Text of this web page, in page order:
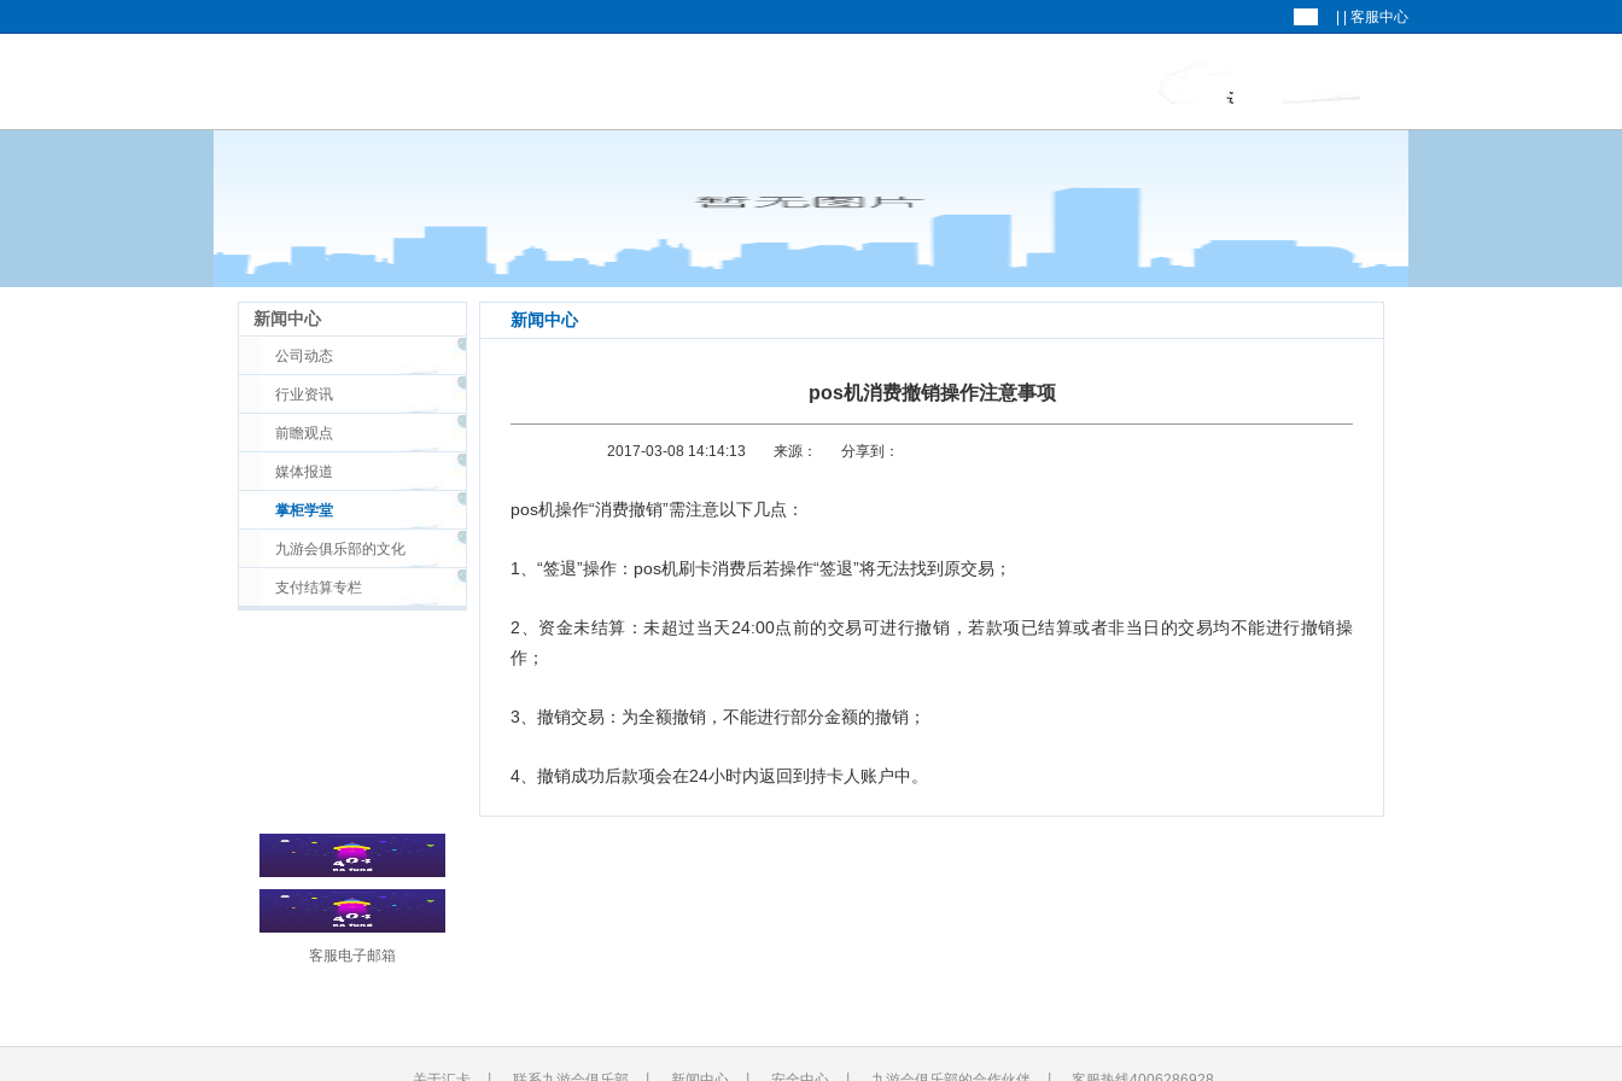
客服中心
新闻中心
公司动态
行业资讯
前瞻观点
媒体报道
掌柜学堂
九游会俱乐部的文化
支付结算专栏
客服电子邮箱
新闻中心
pos机消费撤销操作注意事项
2017-03-08 14:14:13 来源： 分享到：
pos机操作“消费撤销”需注意以下几点：
1、“签退”操作：pos机刷卡消费后若操作“签退”将无法找到原交易；
2、资金未结算：未超过当天24:00点前的交易可进行撤销，若款项已结算或者非当日的交易均不能进行撤销操
作；
3、撤销交易：为全额撤销，不能进行部分金额的撤销；
4、撤销成功后款项会在24小时内返回到持卡人账户中。